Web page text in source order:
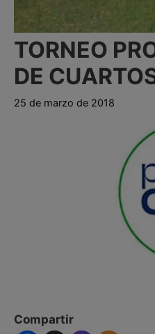
TORNEO
DE
25 de marzo de 2018
Compartir